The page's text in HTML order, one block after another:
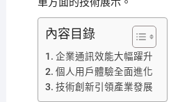
內容目錄
企業通訊效能大幅躍升
個人用戶體驗全面進化
技術創新引領產業發展